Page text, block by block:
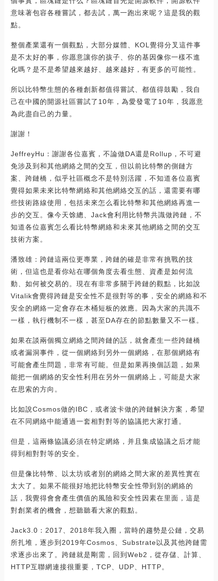
意味著包容各種嘗試，都去試，萬一跑出來呢？這是我的觀
點。
整個產業還有一個觀點，大部分媒體、KOL覺得分叉這件事
是不太好的事，你愿意讓你的孩子、你的基因像你一樣不進
化嗎？是不是希望越來越好、越來越好，有更多的可能性。
所以比特幣生態的各種創新都值得嘗試、都值得鼓勵，我自
己在中國的開源社區嘗試了10年，為愛發電了10年，我愿意
為此盡自己的力量。
謝謝！
JeffreyHu：謝謝各位嘉賓，不論做DA還是Rollup，不可避
免涉及到和其他網絡之間的交互，但以前比特幣的側鏈方
案、跨鏈橋，似乎社區概念不是特別活躍，不知道各位嘉賓
覺得如果未來比特幣網絡和其他網絡交互的話，還需要有哪
些技術路線使用，包括未來怎么看比特幣和其他網絡再進一
步的交互。像今天馀總、Jack會利用比特幣共識做跨鏈，不
知道各位嘉賓怎么看比特幣網絡和未來其他網絡之間的交互
技術方案。
潘致雄：跨鏈這兩位更專業，跨鏈的確是非常有挑戰的技
術，但這也是看你站在哪個角度去看生態、資產是如何流
動、如何被交易的。現在有非常多關于跨鏈的觀點，比如說
Vitalik會覺得跨鏈是安全性不是很對等的事，安全的網絡和不
安全的網絡一定會存在木桶短板的效應。因為大家的共識不
一樣，執行機制不一樣，甚至DA存在的節點數量又不一樣。
如果在談兩個獨立網絡之間跨鏈的話，就會產生一些跨鏈橋
或者漏洞事件，從一個網絡到另外一個網絡，在那個網絡有
可能會產生問題，非常有可能。但是如果再換個話題，如果
能把一個網絡的安全性利用在另外一個網絡上，可能是大家
在思索的方向。
比如說Cosmos做的IBC，或者波卡做的跨鏈解決方案，希望
在不同網絡中能通過一套相對對等的協議把大家打通。
但是，這兩條協議必須在特定網絡，并且集成協議之后才能
得到相對對等的安全。
但是像比特幣、以太坊或者別的網絡之間大家的差異性實在
太大了。如果不能很好地把比特幣安全性帶到別的網絡的
話，我覺得會會產生價值的風險和安全性因素在里面，這是
對創業者的機會，想聽聽看大家的觀點。
Jack3.0：2017、2018年我入圈，當時的趨勢是公鏈，交易
所扎堆，逐步到2019年Cosmos、Substrate以及其他跨鏈需
求逐步出來了。跨鏈就是剛需，回到Web2，從存儲、計算、
HTTP互聯網連接很重要，TCP、UDP、HTTP。